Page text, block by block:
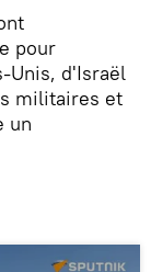
pour
Unis, d'Israël
militaires et
un